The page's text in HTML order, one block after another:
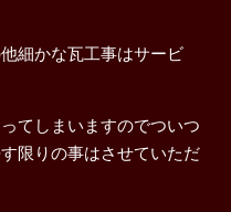
細かな瓦工事はサービ
てしまいますのでついつ
限りの事はさせていただ